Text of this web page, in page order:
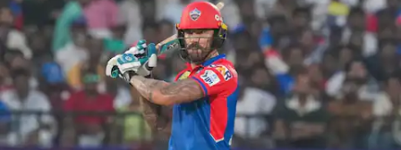
ஐபிஎல் 2025
டிசிvsசிஎஸ்கே: ஃபாஃப் டு
பிளெசிஸ்
விளையாடாததற்கு
காரணம் என்ன?